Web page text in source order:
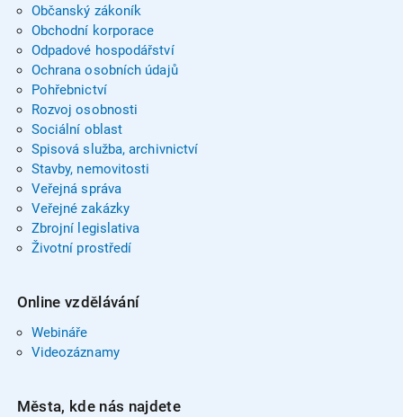
Občanský zákoník
Obchodní korporace
Odpadové hospodářství
Ochrana osobních údajů
Pohřebnictví
Rozvoj osobnosti
Sociální oblast
Spisová služba, archivnictví
Stavby, nemovitosti
Veřejná správa
Veřejné zakázky
Zbrojní legislativa
Životní prostředí
Online vzdělávání
Webináře
Videozáznamy
Města, kde nás najdete